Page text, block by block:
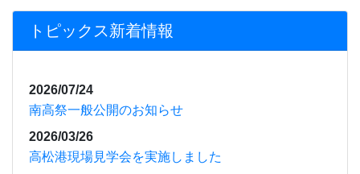
トピックス新着情報
2026/07/24
南高祭一般公開のお知らせ
2026/03/26
高松港現場見学会を実施しました